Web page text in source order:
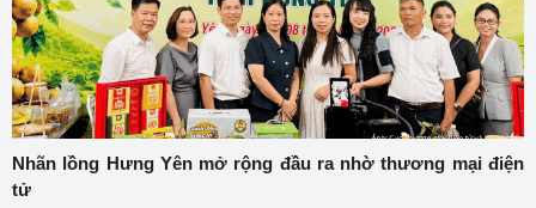
Nhãn lồng Hưng Yên mở rộng đầu ra nhờ thương mại điện
tử